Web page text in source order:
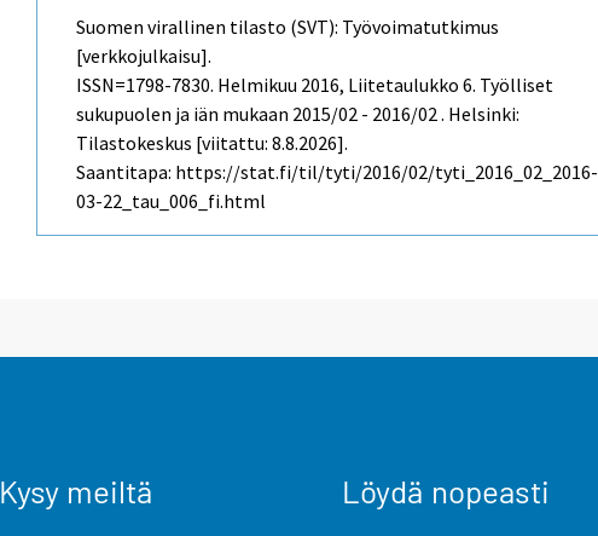
Suomen virallinen tilasto (SVT): Työvoimatutkimus
[verkkojulkaisu].
ISSN=1798-7830. Helmikuu 2016, Liitetaulukko 6. Työlliset
sukupuolen ja iän mukaan 2015/02 - 2016/02 . Helsinki:
Tilastokeskus [viitattu: 8.8.2026].
Saantitapa: https://stat.fi/til/tyti/2016/02/tyti_2016_02_2016-
03-22_tau_006_fi.html
Kysy meiltä Löydä nopeasti